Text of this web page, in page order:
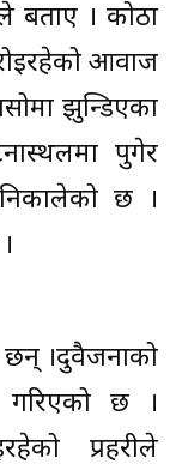
बताए । कोठा
रोइरहेको आवाज
झुन्डिएका
पुगेर
छ ।
छन् ।दुवैजनाको
छ ।
प्रहरीले